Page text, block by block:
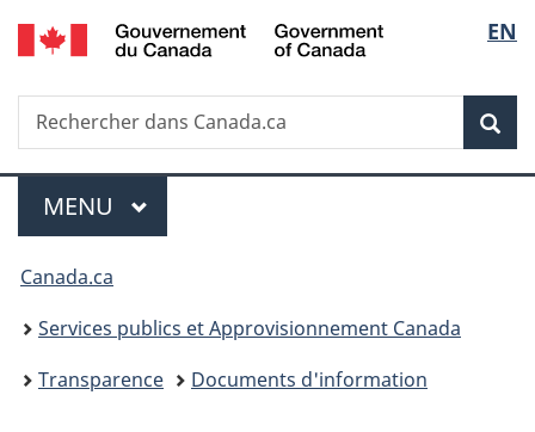
Passer
au
principal
Passer
à
Au
du
Passer
à
version
simplifiée
de
la
EN
Recherche
Rechercher
dans
Menu
MENU PRINCIPAL
Vous
êtes
ici :
Canada.ca
Services publics et Approvisionnement Canada
Transparence
Documents d'information